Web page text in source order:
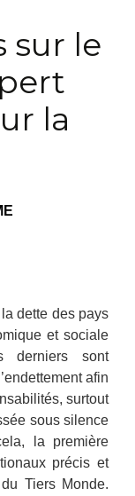
sur le
la
dette des pays
et sociale
derniers sont
afin
surtout
sous silence
la première
précis et
Tiers Monde.